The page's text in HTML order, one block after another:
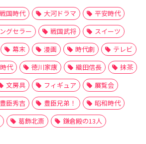
戦国時代 大河ドラマ
平安時代
グセラー 戦国武将
スイーツ
幕末 漫画 時代劇
テレビ
代 徳川家康 織田信長
抹茶
文房具 フィギュア
展覧会
豊臣秀吉 豊臣兄弟！
昭和時代
葛飾北斎 鎌倉殿の13人